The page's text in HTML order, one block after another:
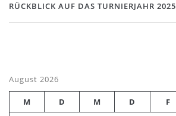
RÜCKBLICK AUF DAS TURNIERJAHR 2025
August 2026
M D M D F